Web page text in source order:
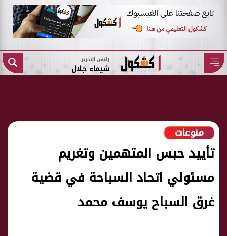
رئيس التحرير
شيماء جلال
منوعات
تأييد حبس المتهمين وتغريم
مسئولي اتحاد السباحة في قضية
غرق السباح يوسف محمد